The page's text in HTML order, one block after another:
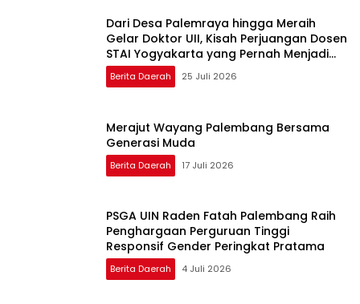
Dari Desa Palemraya hingga Meraih
Gelar Doktor UII, Kisah Perjuangan Dosen
STAI Yogyakarta yang Pernah Menjadi
Driver Taksi Online
Berita Daerah 25 Juli 2026
Merajut Wayang Palembang Bersama
Generasi Muda
Berita Daerah 17 Juli 2026
PSGA UIN Raden Fatah Palembang Raih
Penghargaan Perguruan Tinggi
Responsif Gender Peringkat Pratama
Berita Daerah 4 Juli 2026